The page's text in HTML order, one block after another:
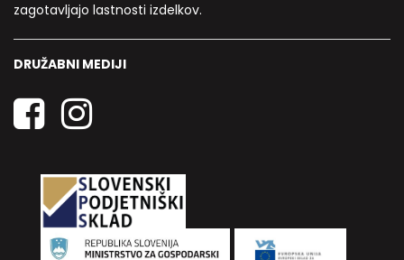
zagotavljajo lastnosti izdelkov.
DRUŽABNI MEDIJI